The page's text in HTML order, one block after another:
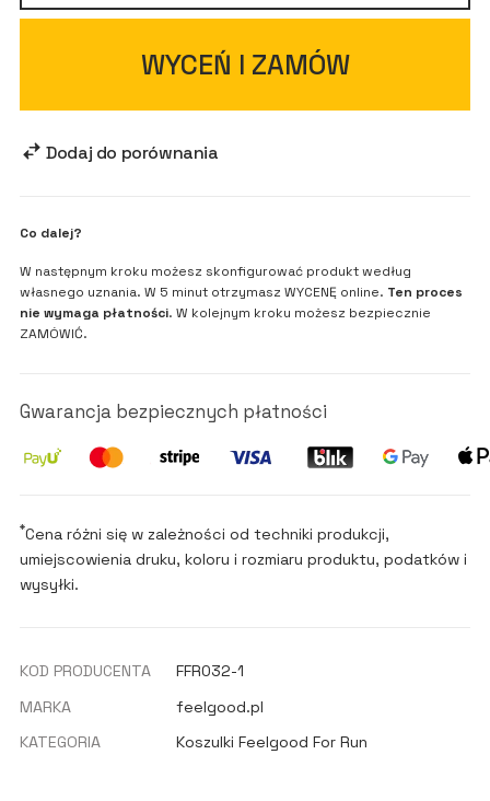
WYCEŃ I ZAMÓW
Dodaj do porównania
Co dalej?
W następnym kroku możesz skonfigurować produkt według
własnego uznania. W 5 minut otrzymasz WYCENĘ online. Ten proces
nie wymaga płatności. W kolejnym kroku możesz bezpiecznie
ZAMÓWIĆ.
Gwarancja bezpiecznych płatności
*Cena różni się w zależności od techniki produkcji,
umiejscowienia druku, koloru i rozmiaru produktu, podatków i
wysyłki.
KOD PRODUCENTA
FFR032-1
MARKA
feelgood.pl
KATEGORIA
Koszulki Feelgood For Run